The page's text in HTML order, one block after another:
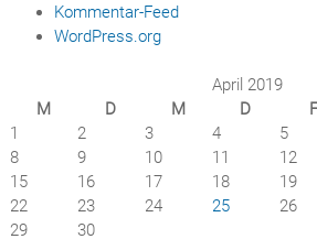
Kommentar-Feed
WordPress.org
April 2019
M
D M D F
1
2 3 4 5
8
9 10 11 12
15
16 17 18 19
22
23 24 25 26
29
30